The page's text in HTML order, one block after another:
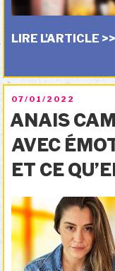
LIRE L'ARTICLE >>
PUBLIÉ
07/01/2022
ANAIS
AVEC
ET CE